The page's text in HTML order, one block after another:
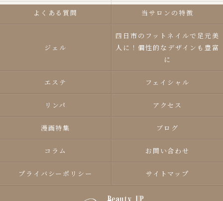
よくある質問 当サロンの特徴
ジェル
四日市のフットネイルで足元美
人に！個性的なデザインも豊富
に
エステ フェイシャル
リンパ アクセス
漫画特集 ブログ
コラム お問い合わせ
プライバシーポリシー サイトマップ